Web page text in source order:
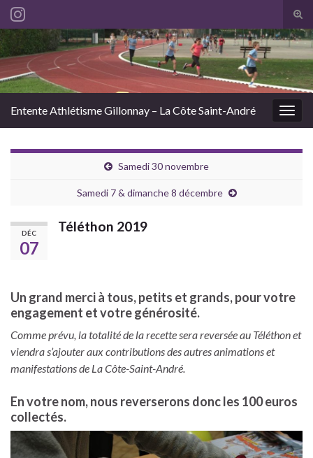
Search for:
Entente Athlétisme Gillonnay – La Côte Saint-André
Samedi 30 novembre
Samedi 7 & dimanche 8 décembre
DÉC
07
Téléthon 2019
Un grand merci à tous, petits et grands, pour votre
engagement et votre générosité.
Comme prévu, la totalité de la recette sera reversée au Téléthon et
viendra s’ajouter aux contributions des autres animations et
manifestations de La Côte-Saint-André.
En votre nom, nous reverserons donc les 100euros
collectés.